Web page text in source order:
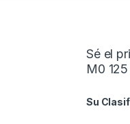
Sé el
M0
Su